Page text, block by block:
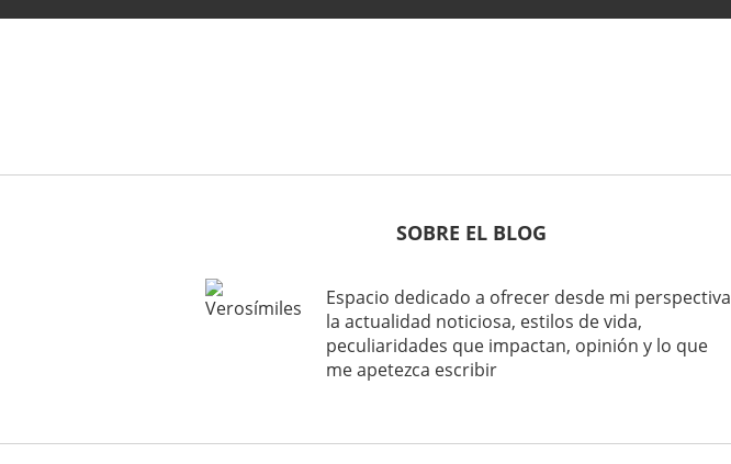
SOBRE EL BLOG
Espacio dedicado a ofrecer desde mi perspectiva
la actualidad noticiosa, estilos de vida,
peculiaridades que impactan, opinión y lo que
me apetezca escribir